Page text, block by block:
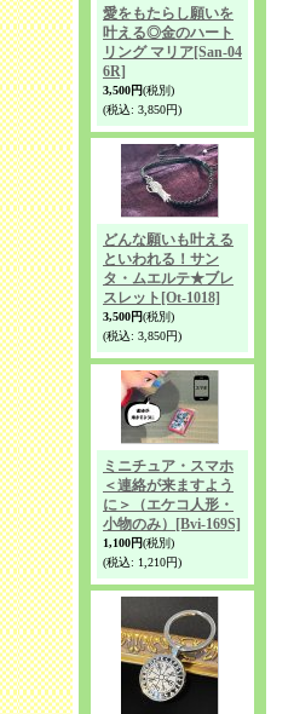
愛をもたらし願いを
叶える◎金のハート
リング マリア[San-04
6R]
3,500円(税別)
(税込: 3,850円)
どんな願いも叶える
といわれる！サン
タ・ムエルテ★ブレ
スレット [Ot-1018]
3,500円(税別)
(税込: 3,850円)
ミニチュア・スマホ
＜連絡が来ますよう
に＞（エケコ人形・
小物のみ）
[Bvi-169S]
1,100円(税別)
(税込: 1,210円)